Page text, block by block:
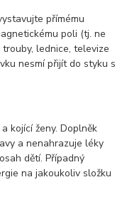
přímému
poli (tj. ne
lednice, televize
nesmí přijít do styku s
kojící ženy. Doplněk
a nenahrazuje léky
dětí. Případný
na jakoukoliv složku